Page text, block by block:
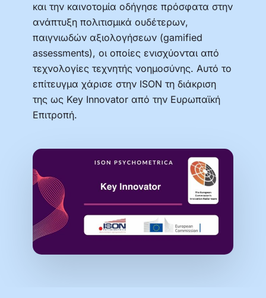
και την καινοτομία οδήγησε πρόσφατα στην
ανάπτυξη πολιτισμικά ουδέτερων,
παιγνιωδών αξιολογήσεων (gamified
assessments), οι οποίες ενισχύονται από
τεχνολογίες τεχνητής νοημοσύνης. Αυτό το
επίτευγμα χάρισε στην ISON τη διάκριση
της ως Key Innovator από την Ευρωπαϊκή
Επιτροπή.